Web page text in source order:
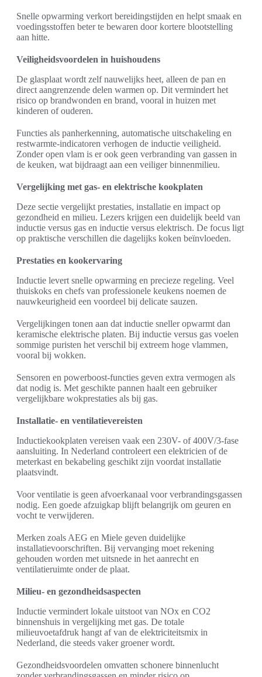
Snelle opwarming verkort bereidingstijden en helpt smaak en
voedingsstoffen beter te bewaren door kortere blootstelling
aan hitte.
Veiligheidsvoordelen in huishoudens
De glasplaat wordt zelf nauwelijks heet, alleen de pan en
direct aangrenzende delen warmen op. Dit vermindert het
risico op brandwonden en brand, vooral in huizen met
kinderen of ouderen.
Functies als panherkenning, automatische uitschakeling en
restwarmte-indicatoren verhogen de inductie veiligheid.
Zonder open vlam is er ook geen verbranding van gassen in
de keuken, wat bijdraagt aan een veiliger binnenmilieu.
Vergelijking met gas- en elektrische kookplaten
Deze sectie vergelijkt prestaties, installatie en impact op
gezondheid en milieu. Lezers krijgen een duidelijk beeld van
inductie versus gas en inductie versus elektrisch. De focus ligt
op praktische verschillen die dagelijks koken beïnvloeden.
Prestaties en kookervaring
Inductie levert snelle opwarming en precieze regeling. Veel
thuiskoks en chefs van professionele keukens noemen de
nauwkeurigheid een voordeel bij delicate sauzen.
Vergelijkingen tonen aan dat inductie sneller opwarmt dan
keramische elektrische platen. Bij inductie versus gas voelen
sommige puristen het verschil bij extreem hoge vlammen,
vooral bij wokken.
Sensoren en powerboost-functies geven extra vermogen als
dat nodig is. Met geschikte pannen haalt een gebruiker
vergelijkbare wokprestaties als bij gas.
Installatie- en ventilatievereisten
Inductiekookplaten vereisen vaak een 230V- of 400V/3-fase
aansluiting. In Nederland controleert een elektricien of de
meterkast en bekabeling geschikt zijn voordat installatie
plaatsvindt.
Voor ventilatie is geen afvoerkanaal voor verbrandingsgassen
nodig. Een goede afzuigkap blijft belangrijk om geuren en
vocht te verwijderen.
Merken zoals AEG en Miele geven duidelijke
installatievoorschriften. Bij vervanging moet rekening
gehouden worden met uitsnede in het aanrecht en
ventilatieruimte onder de plaat.
Milieu- en gezondheidsaspecten
Inductie vermindert lokale uitstoot van NOx en CO2
binnenshuis in vergelijking met gas. De totale
milieuvoetafdruk hangt af van de elektriciteitsmix in
Nederland, die steeds vaker groener wordt.
Gezondheidsvoordelen omvatten schonere binnenlucht